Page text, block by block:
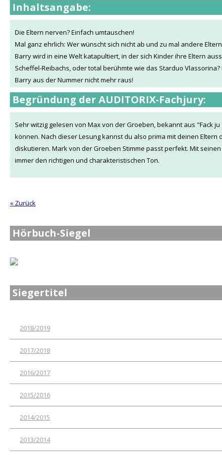
Inhaltsangabe:
Die Eltern nerven? Einfach umtauschen!
Mal ganz ehrlich: Wer wünscht sich nicht ab und zu mal andere
Barry wird in eine Welt katapultiert, in der sich Kinder ihre Eltern
Scheffel-Reibachs, oder total berühmte wie das Starduo
Barry aus der Nummer nicht mehr raus!
Begründung der AUDITORIX-Fachjury:
Sehr witzig gelesen von Max von der Groeben, bekannt aus "Fack
können. Nach dieser Lesung kannst du also prima mit deinen
diskutieren. Mark von der Groeben Stimme passt perfekt. Mit
immer den richtigen und charakteristischen Ton.
« Zurück
Hörbuch-Siegel
Siegertitel
2018/2019
2017/2018
2016/2017
2015/2016
2014/2015
2013/2014